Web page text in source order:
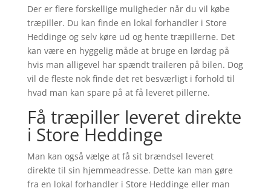
Der er flere forskellige muligheder når du vil købe
træpiller. Du kan finde en lokal forhandler i Store
Heddinge og selv køre ud og hente træpillerne. Det
kan være en hyggelig måde at bruge en lørdag på
hvis man alligevel har spændt traileren på bilen. Dog
vil de fleste nok finde det ret besværligt i forhold til
hvad man kan spare på at få leveret pillerne.
Få træpiller leveret direkte
i Store Heddinge
Man kan også vælge at få sit brændsel leveret
direkte til sin hjemmeadresse. Dette kan man gøre
fra en lokal forhandler i Store Heddinge eller man